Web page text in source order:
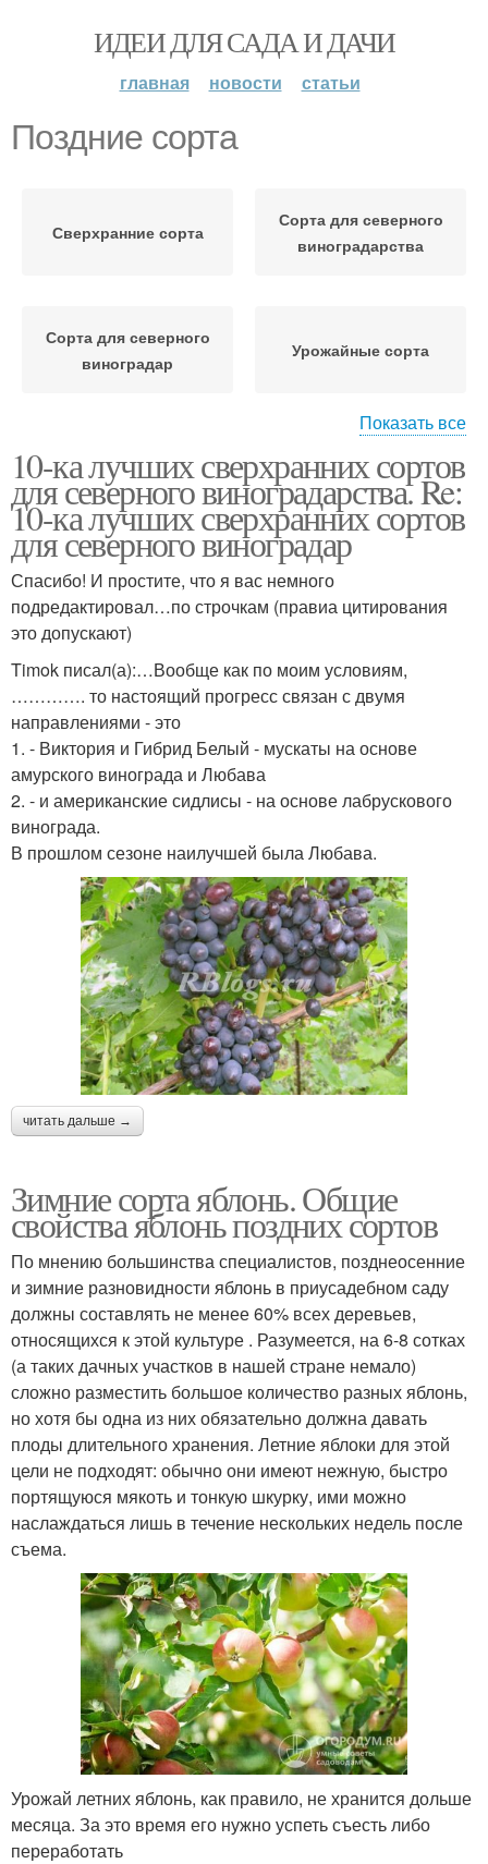
ИДЕИ ДЛЯ САДА И ДАЧИ
главная новости статьи
Поздние сорта
Сверхранние сорта
Сорта для северного
виноградарства
Сорта для северного
виноградар
Урожайные сорта
Технические сорта Винные сорта
Элитные сорта Ранние сорта
Морозостойкие сорта Зимние сорта
Самоплодные сорта
Популярные сорта Вкусные сорта
Отличные сорта Сорта для сада
сорта
Осенние сорта Сорта с фото
Подходящие сорта
Сорта для средней
полосы
Желтые сорта Поздняя красавица
Старинные сорта Ремонтантные сорта
Информация по сортам Неприхотливые сорта
Показать все
10-ка лучших сверхранних сортов
для северного виноградарства. Re:
10-ка лучших сверхранних сортов
для северного виноградар
Спасибо! И простите, что я вас немного
подредактировал…по строчкам (правиа цитирования
это допускают)
Timok писал(а):…Вообще как по моим условиям,
…………. то настоящий прогресс связан с двумя
направлениями - это
1. - Виктория и Гибрид Белый - мускаты на основе
амурского винограда и Любава
2. - и американские сидлисы - на основе лабрускового
винограда.
В прошлом сезоне наилучшей была Любава.
читать дальше →
Зимние сорта яблонь. Общие
свойства яблонь поздних сортов
По мнению большинства специалистов, позднеосенние
и зимние разновидности яблонь в приусадебном саду
должны составлять не менее 60% всех деревьев,
относящихся к этой культуре . Разумеется, на 6-8 сотках
(а таких дачных участков в нашей стране немало)
сложно разместить большое количество разных яблонь,
но хотя бы одна из них обязательно должна давать
плоды длительного хранения. Летние яблоки для этой
цели не подходят: обычно они имеют нежную, быстро
портящуюся мякоть и тонкую шкурку, ими можно
наслаждаться лишь в течение нескольких недель после
съема.
Урожай летних яблонь, как правило, не хранится дольше
месяца. За это время его нужно успеть съесть либо
переработать